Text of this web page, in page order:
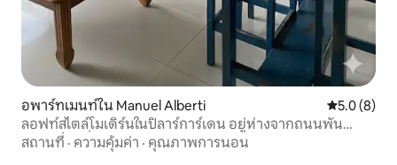
อพาร์ทเมนท์ใน Manuel Alberti คะแนนเฉลี่
5.0 (8)
ลอฟท์สไตล์โมเดิร์นในปิลาร์การ์เดน อยู่ห่างจากถนนพัน
อเมริกันไม่กี่เมตร
สถานที่ · ความคุ้มค่า · คุณภาพการนอน